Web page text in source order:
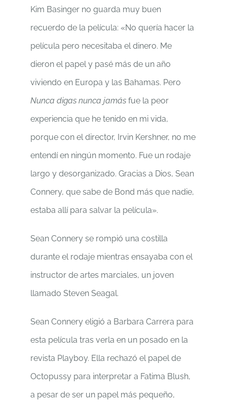
Kim Basinger no guarda muy buen
recuerdo de la película: «No quería hacer la
película pero necesitaba el dinero. Me
dieron el papel y pasé más de un año
viviendo en Europa y las Bahamas. Pero
Nunca digas nunca jamás fue la peor
experiencia que he tenido en mi vida,
porque con el director, Irvin Kershner, no me
entendí en ningún momento. Fue un rodaje
largo y desorganizado. Gracias a Dios, Sean
Connery, que sabe de Bond más que nadie,
estaba allí para salvar la película».
Sean Connery se rompió una costilla
durante el rodaje mientras ensayaba con el
instructor de artes marciales, un joven
llamado Steven Seagal.
Sean Connery eligió a Barbara Carrera para
esta película tras verla en un posado en la
revista Playboy. Ella rechazó el papel de
Octopussy para interpretar a Fatima Blush,
a pesar de ser un papel más pequeño,